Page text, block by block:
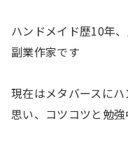
ハンドメイド歴10年
副業作家です
現在はメタバースに
思い、コツコツと勉強